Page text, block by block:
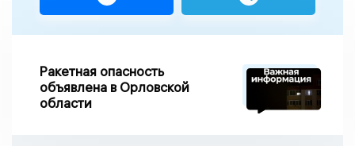
Ракетная опасность
объявлена в Орловской
области